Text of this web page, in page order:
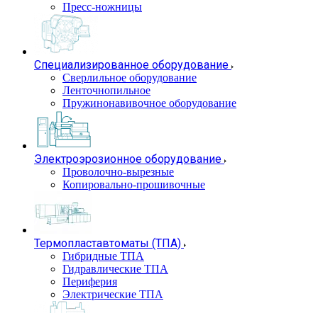
Пресс-ножницы
Специализированное оборудование
Сверлильное оборудование
Ленточнопильное
Пружинонавивочное оборудование
Электроэрозионное оборудование
Проволочно-вырезные
Копировально-прошивочные
Термопластавтоматы (ТПА)
Гибридные ТПА
Гидравлические ТПА
Периферия
Электрические ТПА